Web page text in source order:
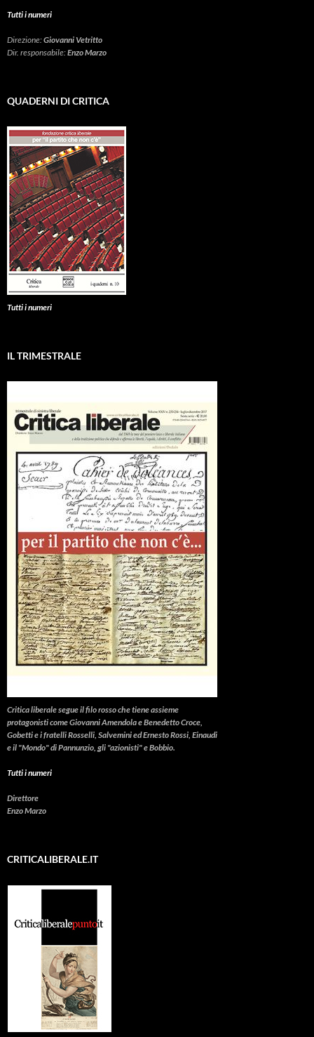
Tutti i numeri
Direzione:Giovanni Vetritto
Dir. responsabile:Enzo Marzo
QUADERNI DI CRITICA
Tutti i numeri
IL TRIMESTRALE
Critica liberalesegue il filo rosso che tiene assieme
protagonisti come Giovanni Amendola e Benedetto Croce,
Gobetti e i fratelli Rosselli, Salvemini ed Ernesto Rossi, Einaudi
e il "Mondo" di Pannunzio, gli "azionisti" e Bobbio.
Tutti i numeri
Direttore
Enzo Marzo
CRITICALIBERALE.IT